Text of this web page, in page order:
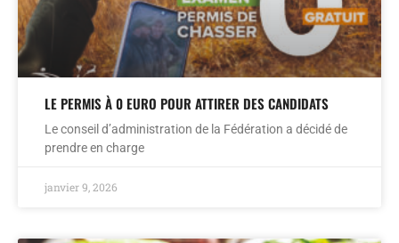
LE PERMIS À 0 EURO POUR ATTIRER DES CANDIDATS
Le conseil d’administration de la Fédération a décidé de
prendre en charge
janvier 9, 2026